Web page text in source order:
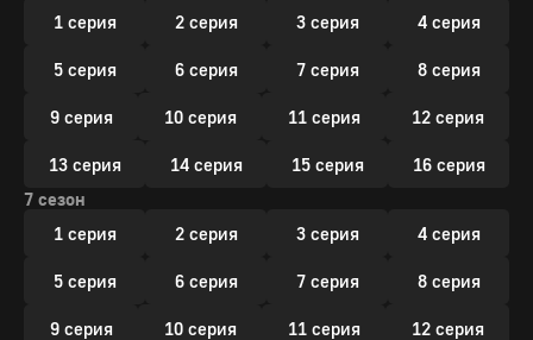
1 серия
2 серия 3 серия 4 серия
5 серия 6 серия 7 серия 8 серия
9 серия 10 серия 11 серия 12 серия
13 серия 14 серия 15 серия
16 серия
7 сезон
1 серия
2 серия 3 серия 4 серия
5 серия 6 серия 7 серия 8 серия
9 серия 10 серия 11 серия 12 серия